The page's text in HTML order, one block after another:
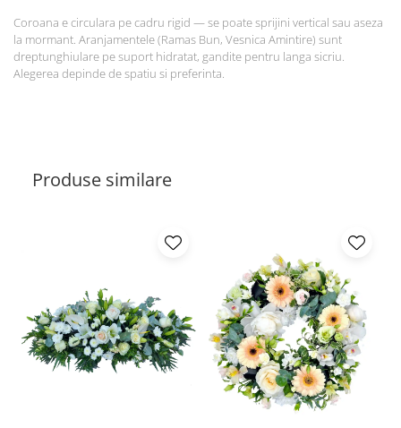
Coroana e circulara pe cadru rigid — se poate sprijini vertical sau aseza
la mormant. Aranjamentele (Ramas Bun, Vesnica Amintire) sunt
dreptunghiulare pe suport hidratat, gandite pentru langa sicriu.
Alegerea depinde de spatiu si preferinta.
Produse similare